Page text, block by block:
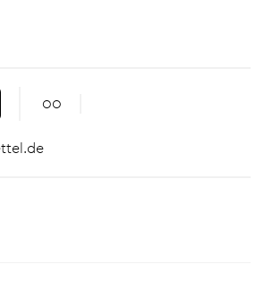
00